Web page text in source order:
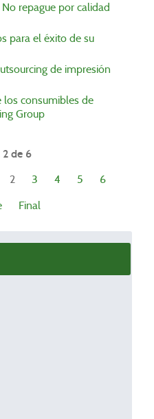
repague por calidad
para el éxito de su
de impresión
los consumibles de
Group
2 de 6
2 3 4 5
6
Final